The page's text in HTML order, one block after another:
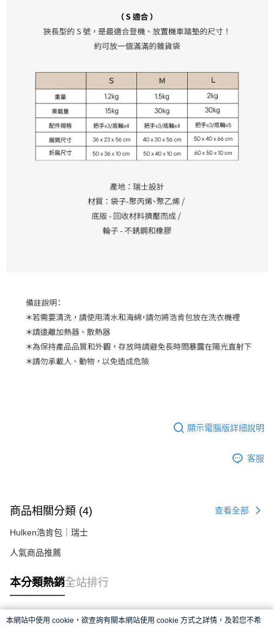
顯示電腦版詳細說明
客服
商品相關分類 (4) 查看全部
Hulken浩肯包｜瑞士
人氣商品推薦
本分類熱銷全站排行
本網站中使用 cookie，欲查詢有關本網站使用 cookie 方式之詳情，及若您不希